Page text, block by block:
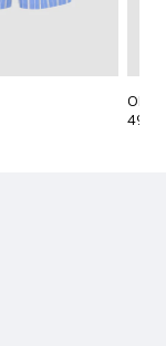
OLIN
49 €